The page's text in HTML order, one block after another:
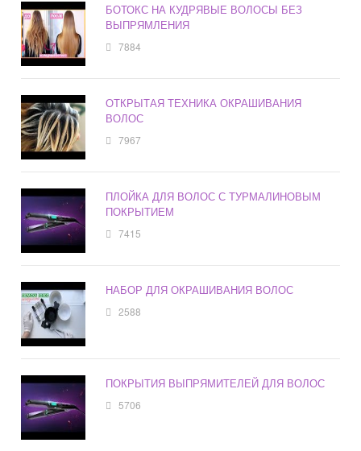
БОТОКС НА КУДРЯВЫЕ ВОЛОСЫ БЕЗ
ВЫПРЯМЛЕНИЯ
7884
ОТКРЫТАЯ ТЕХНИКА ОКРАШИВАНИЯ
ВОЛОС
7967
ПЛОЙКА ДЛЯ ВОЛОС С ТУРМАЛИНОВЫМ
ПОКРЫТИЕМ
7415
НАБОР ДЛЯ ОКРАШИВАНИЯ ВОЛОС
2588
ПОКРЫТИЯ ВЫПРЯМИТЕЛЕЙ ДЛЯ ВОЛОС
5706